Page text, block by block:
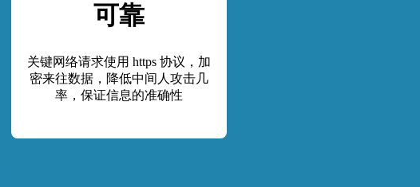
可靠
关键网络请求使用 https 协议，加
密来往数据，降低中间人攻击几
率，保证信息的准确性